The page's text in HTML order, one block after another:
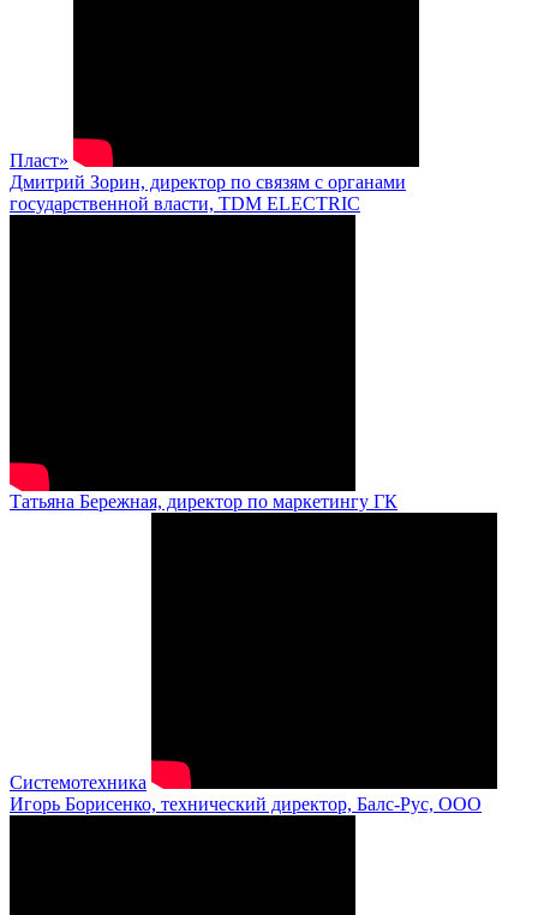
Пласт»
Дмитрий Зорин, директор по связям с органами
государственной власти, TDM ELECTRIC
Татьяна Бережная, директор по маркетингу ГК
Системотехника
Игорь Борисенко, технический директор, Балс-Рус, ООО